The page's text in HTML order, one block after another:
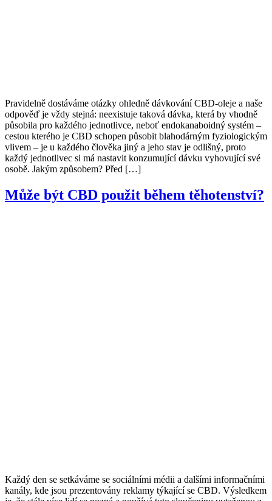
Pravidelně dostáváme otázky ohledně dávkování CBD-oleje a naše
odpověď je vždy stejná: neexistuje taková dávka, která by vhodně
působila pro každého jednotlivce, neboť endokanaboidný systém –
cestou kterého je CBD schopen působit blahodárným fyziologickým
vlivem – je u každého člověka jiný a jeho stav je odlišný, proto
každý jednotlivec si má nastavit konzumující dávku vyhovující své
osobě. Jakým způsobem? Před […]
Může být CBD použit během těhotenství?
Každý den se setkáváme se sociálními médii a dalšími informačními
kanály, kde jsou prezentovány reklamy týkající se CBD. Výsledkem